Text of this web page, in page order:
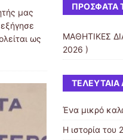
μας
ως
ΠΡΌΣΦΑΤΑ
ΜΑΘΗΤΙΚΕΣ
2026 )
ΤΕΛΕΥΤΑΊΑ
Ένα μικρό
Η ιστορία του